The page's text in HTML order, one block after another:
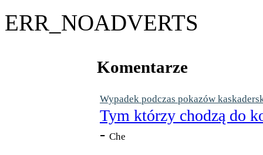
ERR_NOADVERTS
Komentarze
Wypadek podczas pokazów
Tym którzy chodzą do
- Che